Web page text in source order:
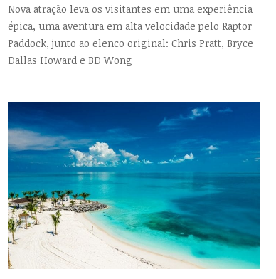
Nova atração leva os visitantes em uma experiência
épica, uma aventura em alta velocidade pelo Raptor
Paddock, junto ao elenco original: Chris Pratt, Bryce
Dallas Howard e BD Wong